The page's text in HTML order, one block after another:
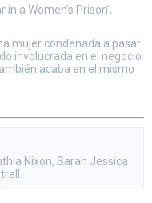
a Women’s Prison’,
mujer condenada a pasar
involucrada en el negocio
acaba en el mismo
Nixon, Sarah Jessica